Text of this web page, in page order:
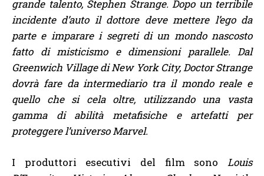
grande talento, Stephen Strange. Dopo un terribile
incidente d’auto il dottore deve mettere l’ego da
parte e imparare i segreti di un mondo nascosto
fatto di misticismo e dimensioni parallele. Dal
Greenwich Village di New York City, Doctor Strange
dovrà fare da intermediario tra il mondo reale e
quello che si cela oltre, utilizzando una vasta
gamma di abilità metafisiche e artefatti per
proteggere l’universo Marvel.
I produttori esecutivi del film sono Louis